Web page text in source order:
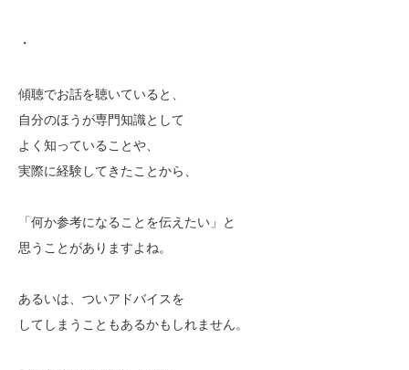
・
傾聴でお話を聴いていると、
自分のほうが専門知識として
よく知っていることや、
実際に経験してきたことから、
「何か参考になることを伝えたい」と
思うことがありますよね。
あるいは、ついアドバイスを
してしまうこともあるかもしれません。